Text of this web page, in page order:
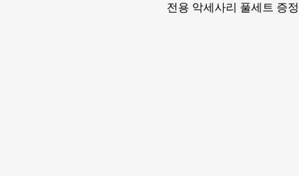
​전용 악세사리 풀세트 증정